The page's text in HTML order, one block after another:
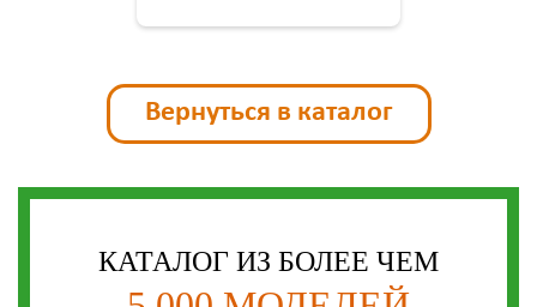
Вернуться в каталог
КАТАЛОГ ИЗ БОЛЕЕ ЧЕМ